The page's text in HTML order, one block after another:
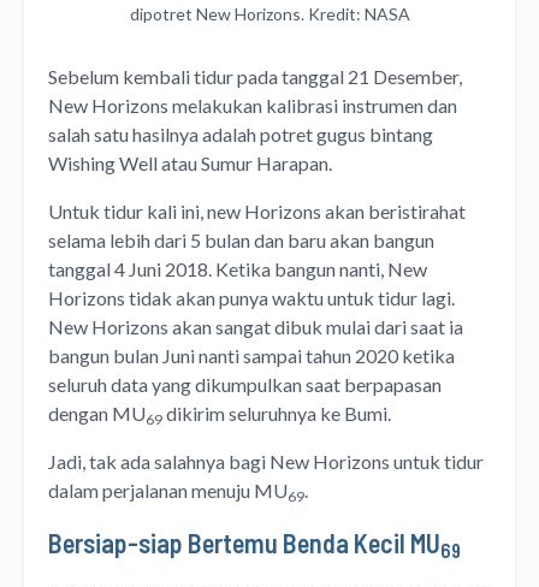
dipotret New Horizons. Kredit: NASA
Sebelum kembali tidur pada tanggal 21 Desember,
New Horizons melakukan kalibrasi instrumen dan
salah satu hasilnya adalah potret gugus bintang
Wishing Well atau Sumur Harapan.
Untuk tidur kali ini, new Horizons akan beristirahat
selama lebih dari 5 bulan dan baru akan bangun
tanggal 4 Juni 2018. Ketika bangun nanti, New
Horizons tidak akan punya waktu untuk tidur lagi.
New Horizons akan sangat dibuk mulai dari saat ia
bangun bulan Juni nanti sampai tahun 2020 ketika
seluruh data yang dikumpulkan saat berpapasan
dengan MU69 dikirim seluruhnya ke Bumi.
Jadi, tak ada salahnya bagi New Horizons untuk tidur
dalam perjalanan menuju MU69.
Bersiap-siap Bertemu Benda Kecil MU69